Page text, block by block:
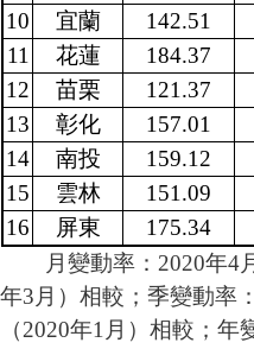
10
宜蘭 142.51
11
花蓮 184.37
12
苗栗 121.37
13
彰化 157.01
14
南投 159.12
15
雲林 151.09
16
屏東 175.34
月變動率：2020年4
年3月）相較；季變動率
（2020年1月）相較；